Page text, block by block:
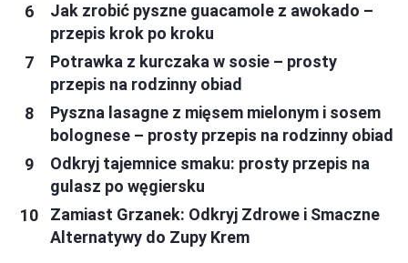
Jak zrobić pyszne guacamole z awokado –
przepis krok po kroku
Potrawka z kurczaka w sosie – prosty
przepis na rodzinny obiad
Pyszna lasagne z mięsem mielonym i sosem
bolognese – prosty przepis na rodzinny obiad
Odkryj tajemnice smaku: prosty przepis na
gulasz po węgiersku
Zamiast Grzanek: Odkryj Zdrowe i Smaczne
Alternatywy do Zupy Krem